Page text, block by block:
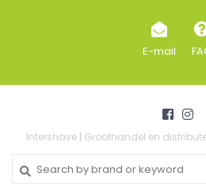
E-mail
Intershave | Groothandel en